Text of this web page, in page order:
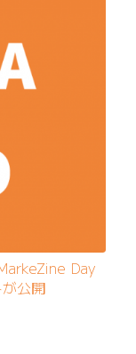
Day
公開